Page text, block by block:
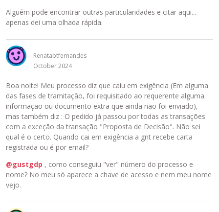
Alguém pode encontrar outras particularidades e citar aqui...
apenas dei uma olhada rápida.
Renatabtfernandes
October 2024
Boa noite! Meu processo diz que caiu em exigência (Em alguma
das fases de tramitação, foi requisitado ao requerente alguma
informação ou documento extra que ainda não foi enviado),
mas também diz : O pedido já passou por todas as transações
com a exceção da transação "Proposta de Decisão". Não sei
qual é o certo. Quando cai em exigência a gnt recebe carta
registrada ou é por email?
@gustgdp , como conseguiu "ver" número do processo e
nome? No meu só aparece a chave de acesso e nem meu nome
vejo.